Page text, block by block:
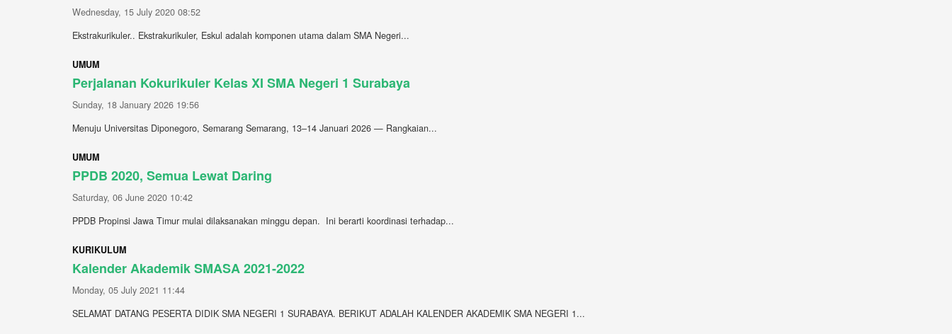
Wednesday, 15 July 2020 08:52
Ekstrakurikuler.. Ekstrakurikuler, Eskul adalah komponen utama dalam SMA Negeri...
UMUM
Perjalanan Kokurikuler Kelas XI SMA Negeri 1 Surabaya
Sunday, 18 January 2026 19:56
Menuju Universitas Diponegoro, Semarang Semarang, 13–14 Januari 2026 — Rangkaian...
UMUM
PPDB 2020, Semua Lewat Daring
Saturday, 06 June 2020 10:42
PPDB Propinsi Jawa Timur mulai dilaksanakan minggu depan. Ini berarti koordinasi terhadap...
KURIKULUM
Kalender Akademik SMASA 2021-2022
Monday, 05 July 2021 11:44
SELAMAT DATANG PESERTA DIDIK SMA NEGERI 1 SURABAYA. BERIKUT ADALAH KALENDER AKADEMIK SMA NEGERI 1...